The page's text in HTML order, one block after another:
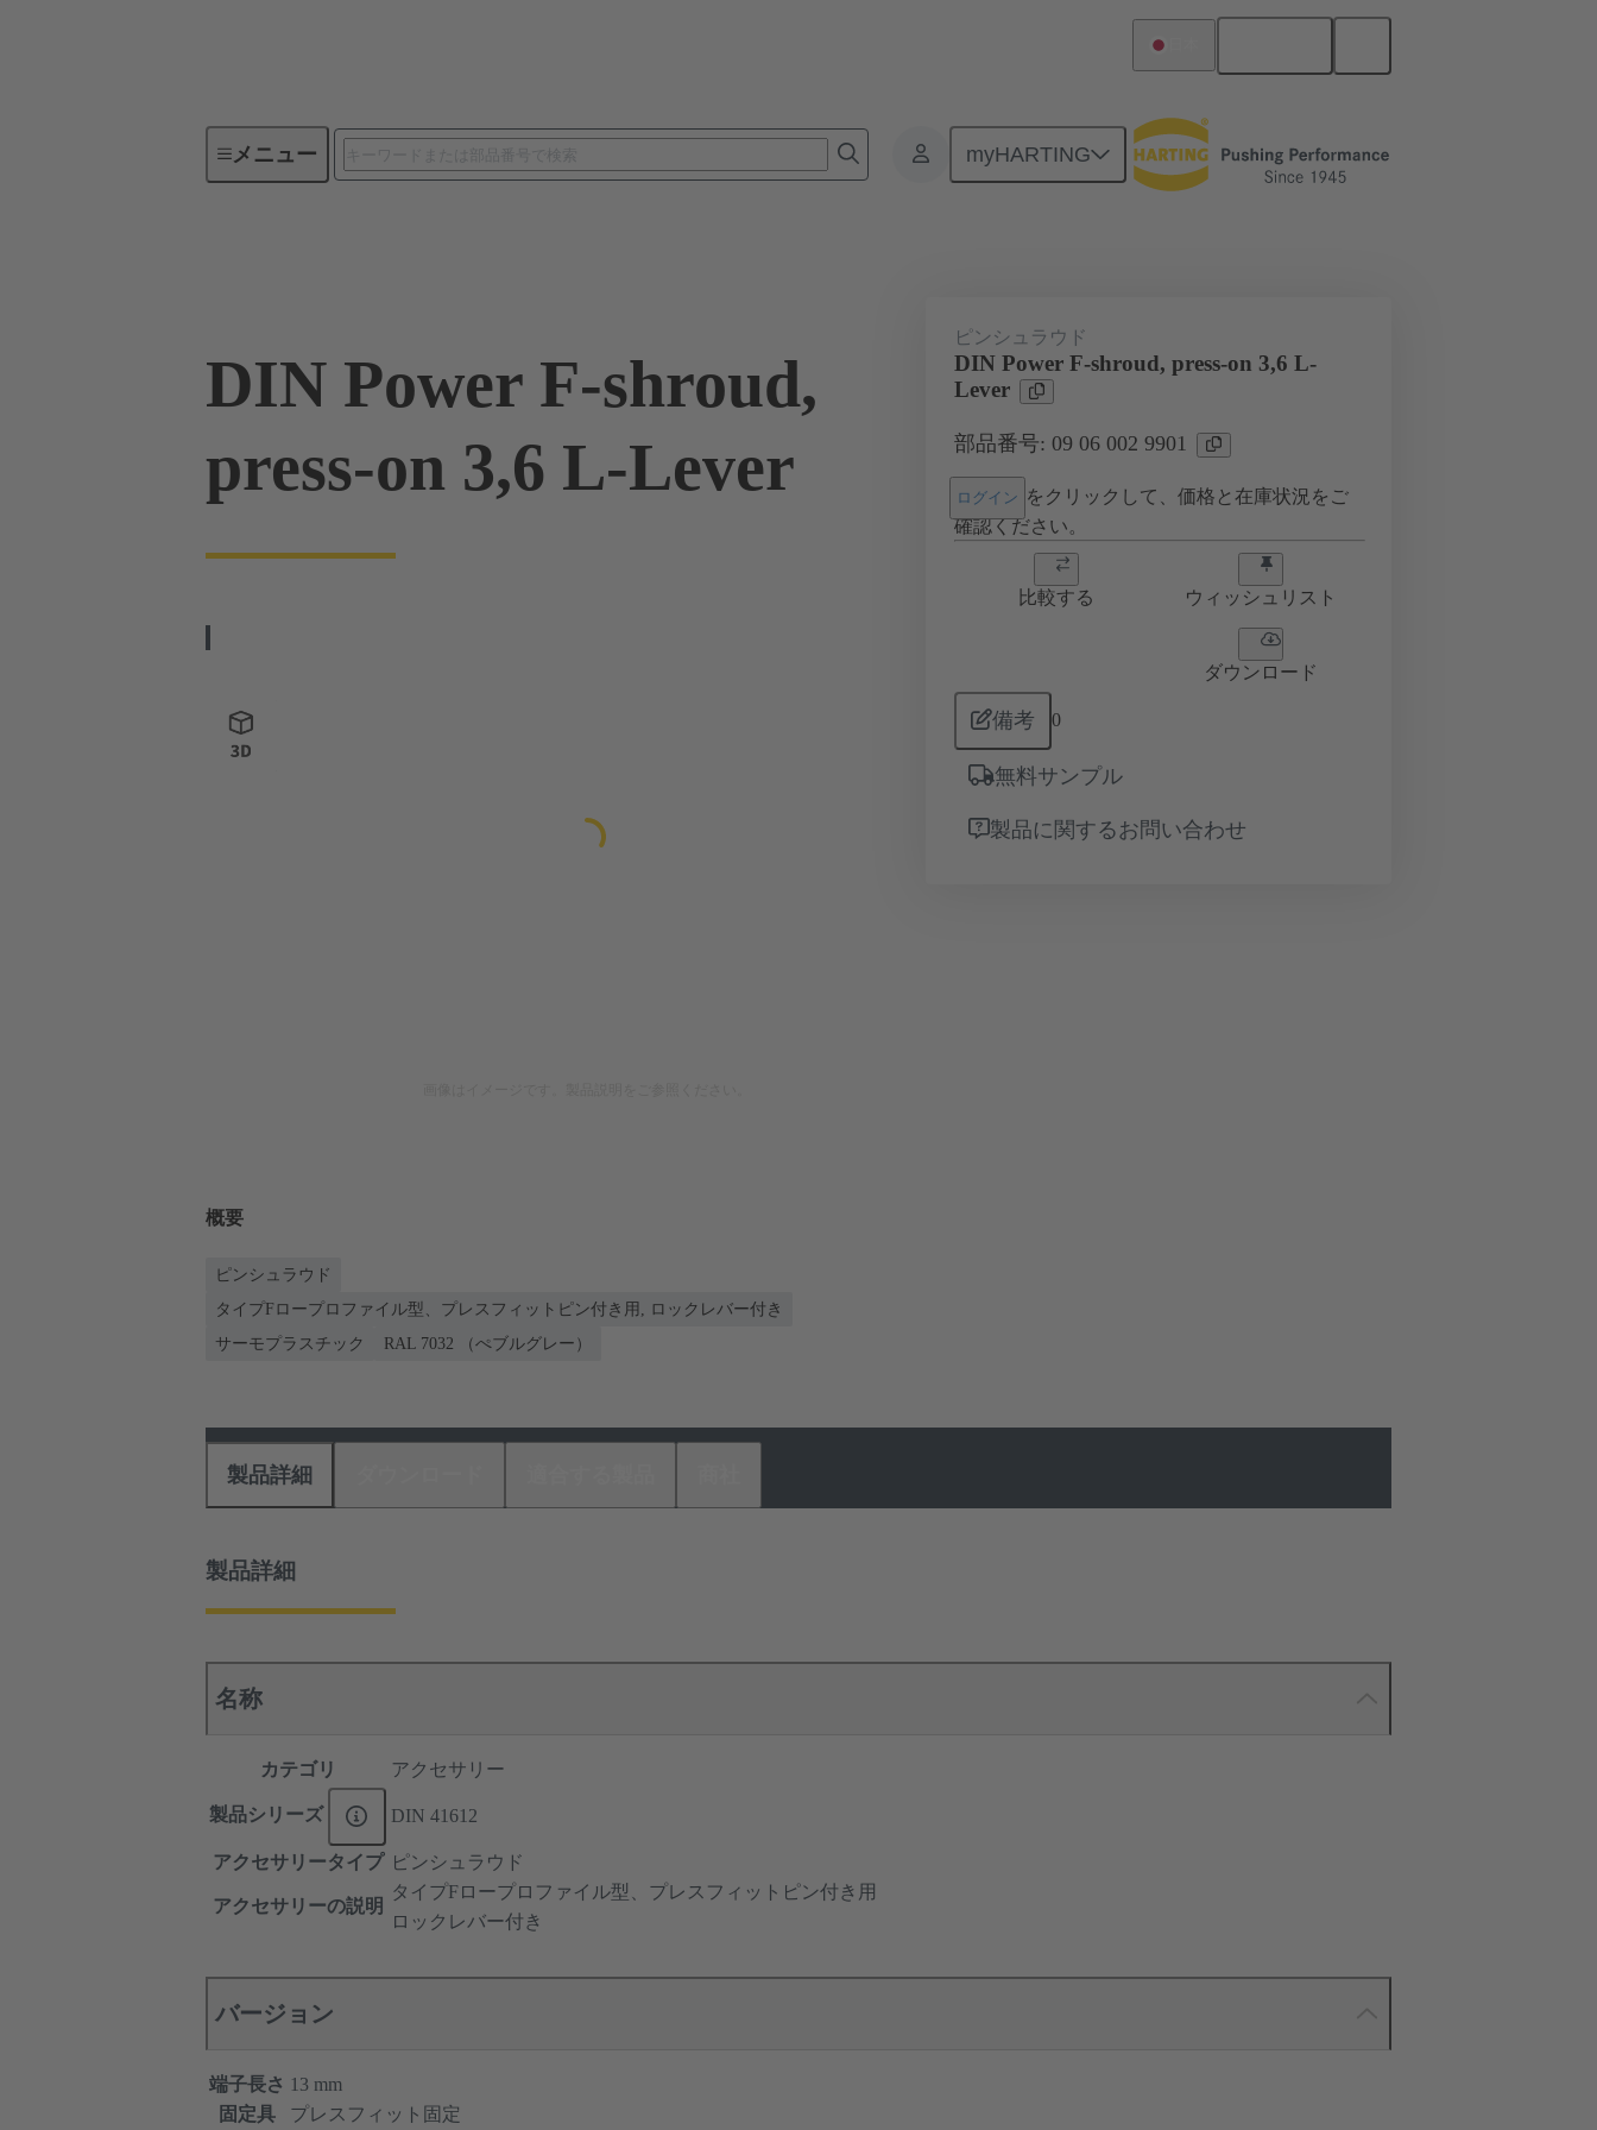
メニュー myHARTING
デバイスコネクティビティ マザーボード ツー ドーターカード接続
DIN Power F-shroud,
press-on 3,6 L-Lever
ピンシュラウド
DIN Power F-shroud, press-on 3,6 L-
Lever
部品番号: 09 06 002 9901
ログイン をクリックして、価格と在庫状況をご
確認ください。
比較する ウィッシュリスト
ダウンロード
備考 0
無料サンプル
製品に関するお問い合わせ
概要
ピンシュラウド
タイプFロープロファイル型、プレスフィットピン付き用, ロックレバー付き
サーモプラスチック
RAL 7032 （ぺブルグレー）
製品詳細
製品詳細
名称
カテゴリ アクセサリー
製品シリーズ DIN 41612
アクセサリータイプ ピンシュラウド
アクセサリーの説明
タイプFロープロファイル型、プレスフィットピン付き用
ロックレバー付き
バージョン
端子長さ 13 mm
固定具
プレスフィット固定